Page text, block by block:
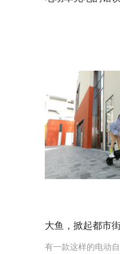
大鱼，掀起都市
有一款这样的电动